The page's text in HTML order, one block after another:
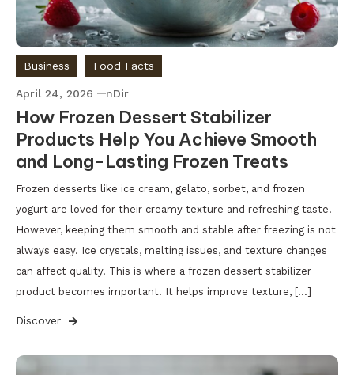
Business Food Facts
April 24, 2026 nDir
How Frozen Dessert Stabilizer
Products Help You Achieve Smooth
and Long-Lasting Frozen Treats
Frozen desserts like ice cream, gelato, sorbet, and frozen
yogurt are loved for their creamy texture and refreshing taste.
However, keeping them smooth and stable after freezing is not
always easy. Ice crystals, melting issues, and texture changes
can affect quality. This is where a frozen dessert stabilizer
product becomes important. It helps improve texture, […]
Discover